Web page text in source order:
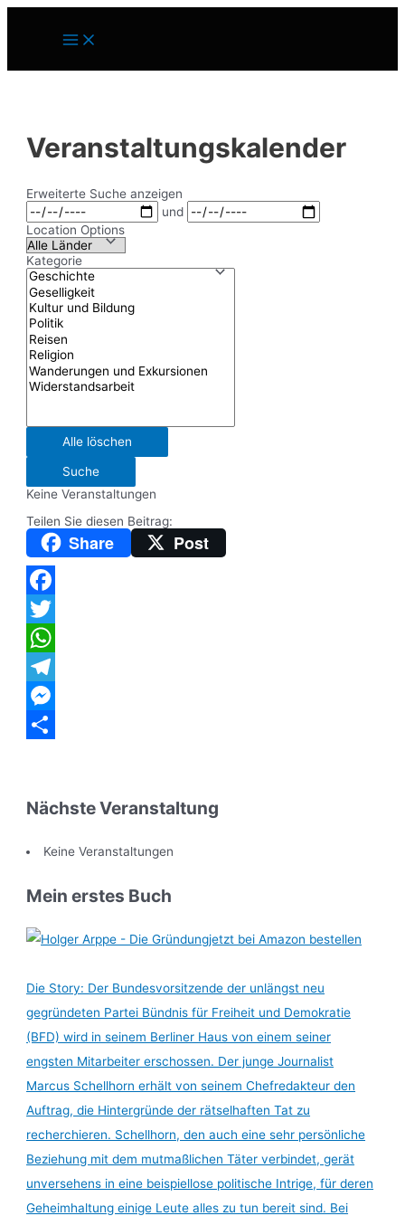
Main
Menu
Veranstaltungskalender
Erweiterte Suche anzeigen
Daten
und
Location Options
Land
Kategorie
Kategorie
Alle löschen
Suche
Keine Veranstaltungen
Teilen Sie diesen Beitrag:
Share Post
Facebook
Twitter
WhatsApp
Telegram
Messenger
Nächste Veranstaltung
Keine Veranstaltungen
Mein erstes Buch
jetzt bei Amazon bestellen
Die Story: Der Bundesvorsitzende der unlängst neu
gegründeten Partei Bündnis für Freiheit und Demokratie
(BFD) wird in seinem Berliner Haus von einem seiner
engsten Mitarbeiter erschossen. Der junge Journalist
Marcus Schellhorn erhält von seinem Chefredakteur den
Auftrag, die Hintergründe der rätselhaften Tat zu
recherchieren. Schellhorn, den auch eine sehr persönliche
Beziehung mit dem mutmaßlichen Täter verbindet, gerät
unversehens in eine beispiellose politische Intrige, für deren
Geheimhaltung einige Leute alles zu tun bereit sind. Bei